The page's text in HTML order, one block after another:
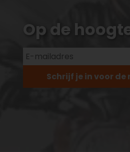
Op de
Schrijf je in voor de